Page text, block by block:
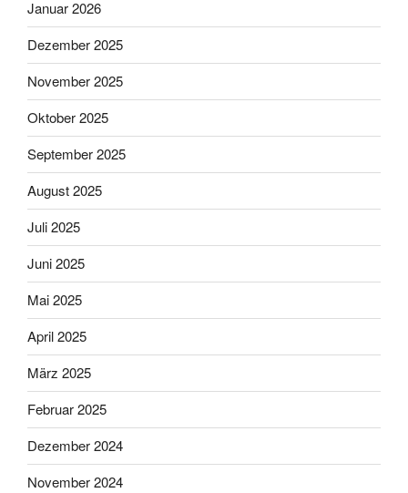
Januar 2026
Dezember 2025
November 2025
Oktober 2025
September 2025
August 2025
Juli 2025
Juni 2025
Mai 2025
April 2025
März 2025
Februar 2025
Dezember 2024
November 2024